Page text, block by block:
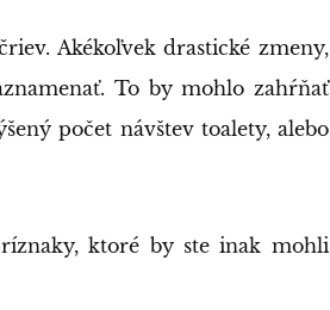
Akékoľvek drastické zmeny,
To by mohlo zahŕňať
počet návštev toalety, alebo
ktoré by ste inak mohli